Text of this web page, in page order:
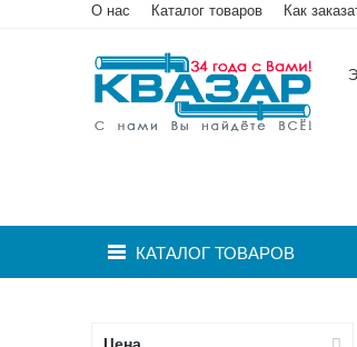
О нас Каталог товаров Как
КАТАЛОГ ТОВАРОВ